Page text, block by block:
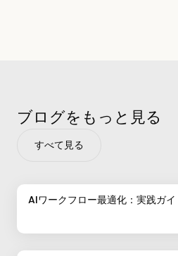
ブログをもっと見る
すべて見る
AIワークフロー最適化：実践ガイ